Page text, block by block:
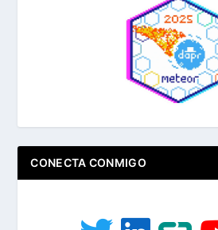
CONECTA CONMIGO